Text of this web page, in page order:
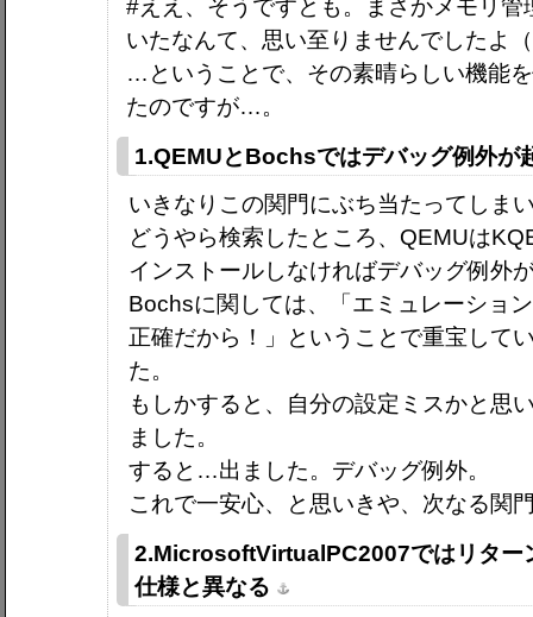
#ええ、そうですとも。まさかメモリ
いたなんて、思い至りませんでしたよ
…ということで、その素晴らしい機能
たのですが…。
1.QEMUとBochsではデバッグ例外が
いきなりこの関門にぶち当たってしま
どうやら検索したところ、QEMUは
インストールしなければデバッグ例外
Bochsに関しては、「エミュレーショ
正確だから！」ということで重宝して
た。
もしかすると、自分の設定ミスかと思
ました。
すると…出ました。デバッグ例外。
これで一安心、と思いきや、次なる関
2.MicrosoftVirtualPC2007ではリター
仕様と異なる